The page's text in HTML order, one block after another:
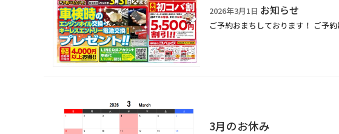
2026年3月1日 お知らせ
ご予約おまちしております！ ご
3月のお休み